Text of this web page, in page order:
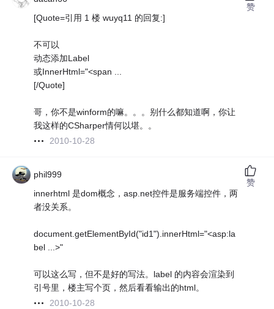
[Quote=引用 1 楼 wuyq11 的回复:]
不可以
动态添加Label
或InnerHtml="<span ...
[/Quote]
哥，你不是winform的嘛。。。别什么都知道啊，你让
我这样的CSharper情何以堪。。
2010-10-28
赞
phil999
innerhtml 是dom概念，asp.net控件是服务端控件，两
者没关系。
document.getElementById("id1").innerHtml="<asp:la
bel ...>"
可以这么写，但不是好的写法。label 的内容会渲染到
引号里，楼主写个页，然后看看输出的html。
2010-10-28
赞